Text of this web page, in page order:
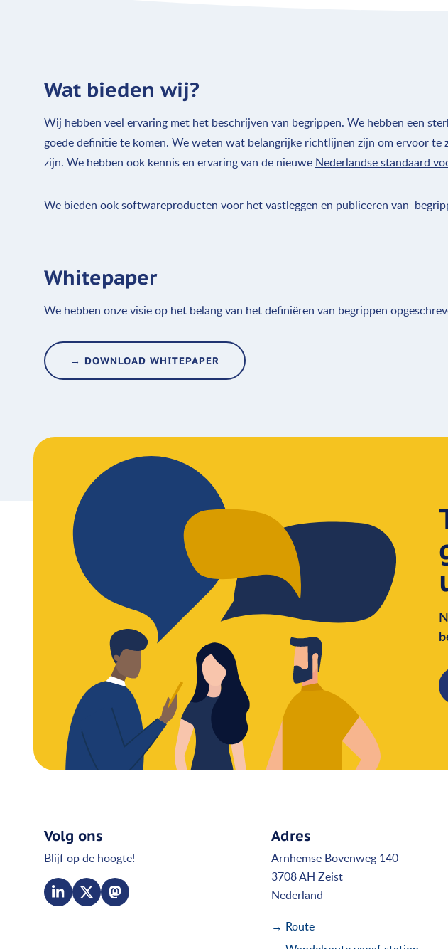
Wat bieden wij?
Wij hebben veel ervaring met het beschrijven van begrippen. We hebben een
goede definitie te komen. We weten wat belangrijke richtlijnen zijn om ervoor
zijn. We hebben ook kennis en ervaring van de nieuwe Nederlandse standaard
We bieden ook softwareproducten voor het vastleggen en publiceren van
Whitepaper
We hebben onze visie op het belang van het definiëren van begrippen
→ DOWNLOAD WHITEPAPER
Volg ons
Blijf op de hoogte!
Adres
Arnhemse Bovenweg 140
3708 AH Zeist
Nederland
→ Route